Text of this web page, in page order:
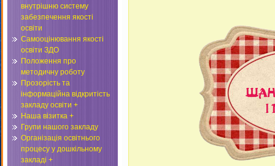
внутрішню систему
забезпечення якості
освіти
Самооцінювання якості
освіти ЗДО
Положення про
методичну роботу
Прозорість та
інформаційна відкритість
закладу освіти +
Наша візитка +
Групи нашого закладу
Організація освітнього
процесу у дошкільному
закладі +